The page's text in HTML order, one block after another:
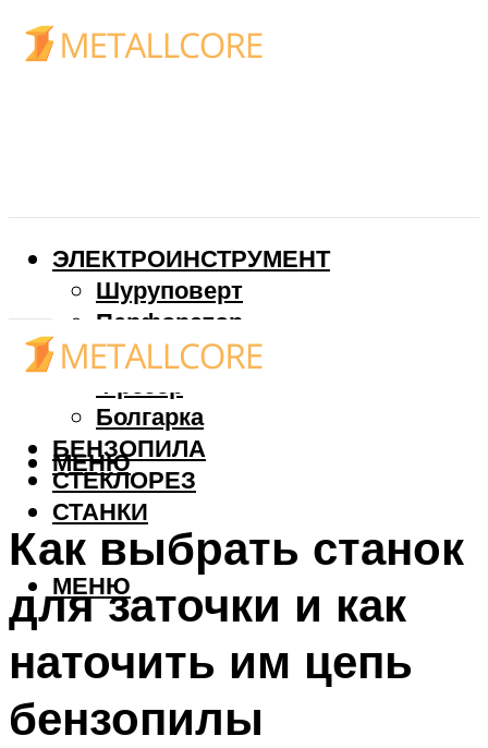
ЭЛЕКТРОИНСТРУМЕНТ
Шуруповерт
Перфоратор
Дрель
Фрезер
Болгарка
БЕНЗОПИЛА
СТЕКЛОРЕЗ
СТАНКИ
МЕНЮ
МЕНЮ
Как выбрать станок
для заточки и как
наточить им цепь
бензопилы